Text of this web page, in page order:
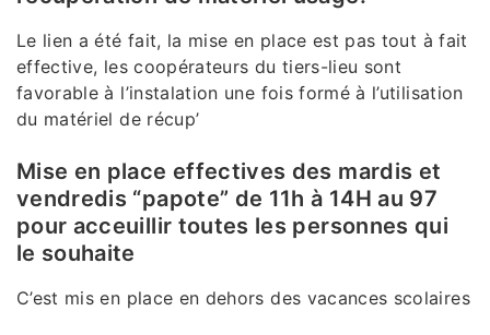
Le lien a été fait, la mise en place est pas tout à fait
effective, les coopérateurs du tiers-lieu sont
favorable à l’instalation une fois formé à l’utilisation
du matériel de récup’
Mise en place effectives des mardis et
vendredis “papote” de 11h à 14H au 97
pour acceuillir toutes les personnes qui
le souhaite
C’est mis en place en dehors des vacances scolaires